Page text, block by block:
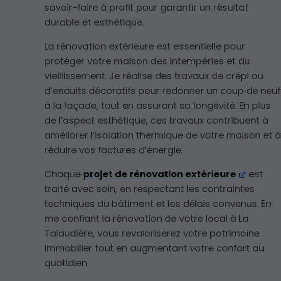
savoir-faire à profit pour garantir un résultat
durable et esthétique.
La rénovation extérieure est essentielle pour
protéger votre maison des intempéries et du
vieillissement. Je réalise des travaux de crépi ou
d’enduits décoratifs pour redonner un coup de neuf
à la façade, tout en assurant sa longévité. En plus
de l’aspect esthétique, ces travaux contribuent à
améliorer l’isolation thermique de votre maison et à
réduire vos factures d’énergie.
Chaque projet de rénovation extérieure
est
traité avec soin, en respectant les contraintes
techniques du bâtiment et les délais convenus. En
me confiant la rénovation de votre local à La
Talaudière, vous revaloriserez votre patrimoine
immobilier tout en augmentant votre confort au
quotidien.